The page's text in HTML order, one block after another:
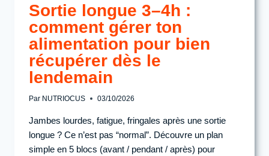
Sortie longue 3–4h :
comment gérer ton
alimentation pour bien
récupérer dès le
lendemain
Par NUTRIOCUS 03/10/2026
Jambes lourdes, fatigue, fringales après une sortie
longue ? Ce n’est pas “normal”. Découvre un plan
simple en 5 blocs (avant / pendant / après) pour